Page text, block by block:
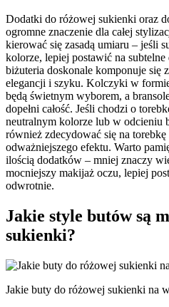
Dodatki do różowej sukienki oraz
ogromne znaczenie dla całej
kierować się zasadą umiaru – jeśli
kolorze, lepiej postawić na subtelne
biżuteria doskonale komponuje się
elegancji i szyku. Kolczyki w
będą świetnym wyborem, a
dopełni całość. Jeśli chodzi o
neutralnym kolorze lub w odcieniu
również zdecydować się na
odważniejszego efektu. Warto
ilością dodatków – mniej znaczy
mocniejszy makijaż oczu, lepiej
odwrotnie.
Jakie style butów są
sukienki?
Jakie buty do różowej sukienki na